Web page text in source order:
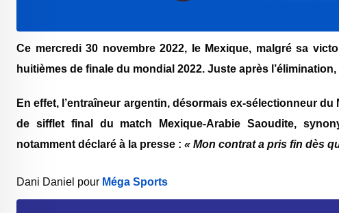
Ce mercredi 30 novembre 2022, le Mexique, malgré sa
huitièmes de finale du mondial 2022. Juste après
En effet, l’entraîneur argentin, désormais ex-sélectionneur
de sifflet final du match Mexique-Arabie Saoudite,
notamment déclaré à la presse : « Mon contrat a pris fin dès
Dani Daniel pour Méga Sports